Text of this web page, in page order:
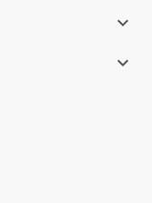

